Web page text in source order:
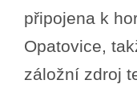
připojena k
Opatovice,
záložní zdroj